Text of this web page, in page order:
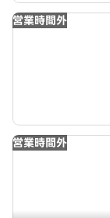
営業時間外
営業時間外